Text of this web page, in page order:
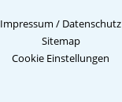
Impressum / Datenschutz
Sitemap
Cookie Einstellungen